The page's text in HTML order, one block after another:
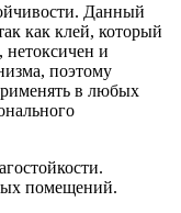
Данный
как клей, который
нетоксичен и
поэтому
в любых
помещений.